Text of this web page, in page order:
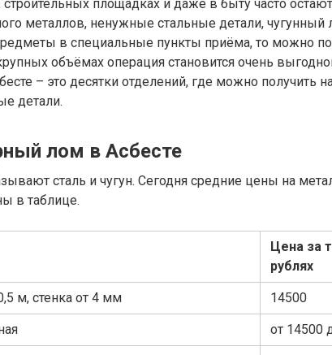
строительных площадках и даже в быту часто
металлов, ненужные стальные детали, чугунный
в специальные пункты приёма, то можно
объёмах операция становится очень
– это десятки отделений, где можно получить
детали.
лом в Асбесте
сталь и чугун. Сегодня средние цены на
в таблице.
Цена за
рублях
м, стенка от 4 мм 14500
от 14500